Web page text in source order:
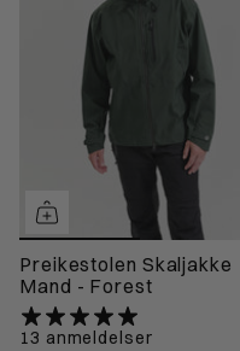
Preikestolen Skaljakke
Mand - Forest
13 anmeldelser